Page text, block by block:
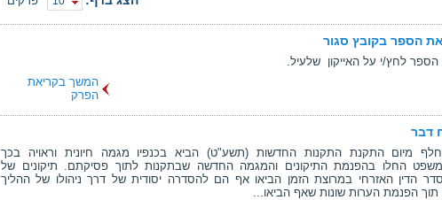
הספר בקובץ סגור
לחץ/י על האייקון שלעיל.
המשך בקריאת
הפרק
דבר
מיום התקנת התקנות החדשות (תשע"ט) הביא בכנפיו מגמה חיונית וראויה בכך
החלו בהפנמת התיקונים והמגמה החדשה שבתקנות לתוך פסיקתם. תיקונים של
הדין האזרחי במרוצת הזמן הביאו אף הם להסדרה יסודית של דרך ניהולו של ההליך
תוך הפנמת הערות שונות שאף הביאו...